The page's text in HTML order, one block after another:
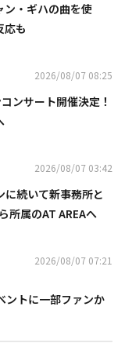
ン・ギハの曲を使
も
2026/08/07 08:25
ンサート開催決定！
2026/08/07 03:42
に続いて新事務所と
所属のAT AREAへ
2026/08/07 07:21
ントに一部ファンか